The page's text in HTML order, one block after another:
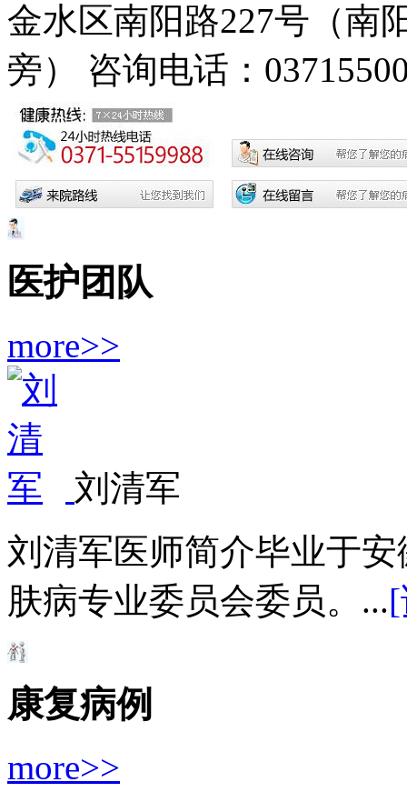
金水区南阳路227号（南
旁）
咨询电话：
医护团队
more>>
刘清军
刘清军医师简介毕业于
肤病专业委员会委员。...
康复病例
more>>